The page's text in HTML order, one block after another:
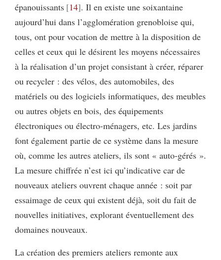
épanouissants 14 . Il en existe une soixantaine
aujourd’hui dans l’agglomération grenobloise qui,
tous, ont pour vocation de mettre à la disposition de
celles et ceux qui le désirent les moyens nécessaires
à la réalisation d’un projet consistant à créer, réparer
ou recycler : des vélos, des automobiles, des
matériels ou des logiciels informatiques, des meubles
ou autres objets en bois, des équipements
électroniques ou électro-ménagers, etc. Les jardins
font également partie de ce système dans la mesure
où, comme les autres ateliers, ils sont « auto-gérés ».
La mesure chiffrée n’est ici qu’indicative car de
nouveaux ateliers ouvrent chaque année : soit par
essaimage de ceux qui existent déjà, soit du fait de
nouvelles initiatives, explorant éventuellement des
domaines nouveaux.
La création des premiers ateliers remonte aux